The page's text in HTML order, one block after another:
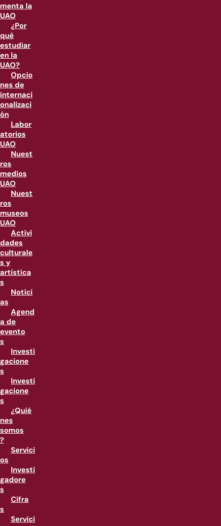
menta la
UAO
¿Por
qué
estudiar
en la
UAO?
Opcio
nes de
internaci
onalizaci
ón
Labor
atorios
UAO
Nuest
ros
medios
UAO
Nuest
ros
museos
UAO
Activi
dades
culturale
s y
artística
s
Notici
as
Agend
a de
evento
s
Investi
gacione
s
Investi
gacione
s
¿Quié
nes
somos
?
Servici
os
Investi
gadore
s
Cifra
s
Servici